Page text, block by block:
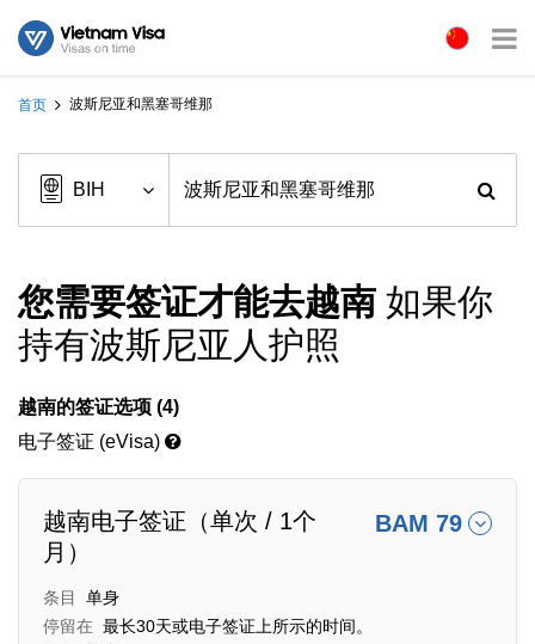
首页 波斯尼亚和黑塞哥维那
您需要签证才能去越南 如果你
持有波斯尼亚人护照
越南的签证选项 (4)
电子签证 (eVisa)
越南电子签证（单次 / 1个
月）
BAM 79
条目
单身
停留在 最长30天或电子签证上所示的时间。